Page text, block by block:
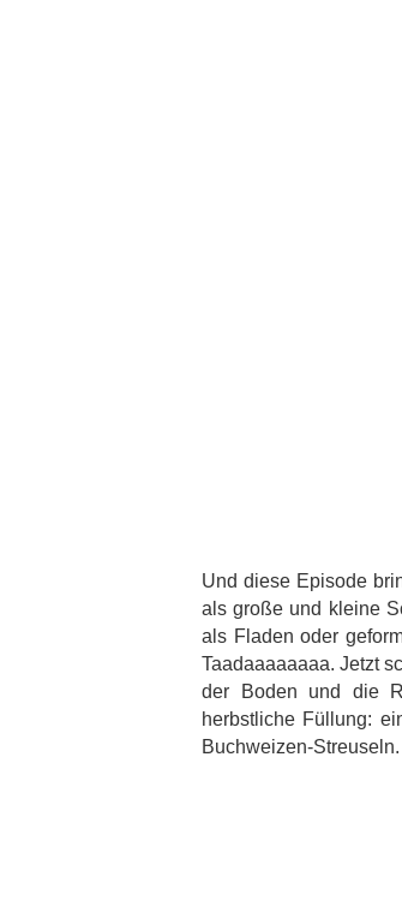
Und diese Episode
als große und kleine
als Fladen oder
Taadaaaaaaaa. Jetzt
der Boden und die
herbstliche Füllung:
Buchweizen-